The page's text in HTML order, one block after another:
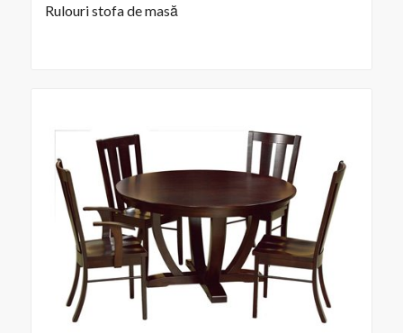
Rulouri stofa de masă